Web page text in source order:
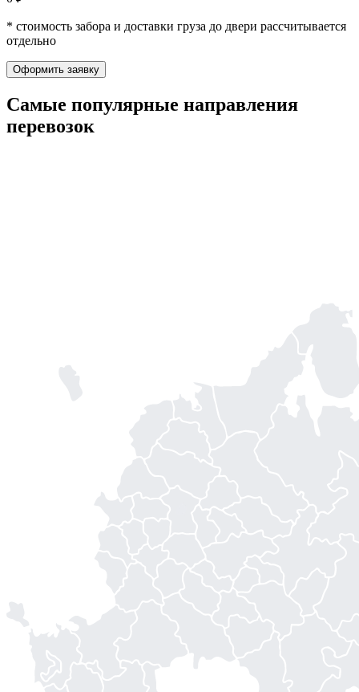
* стоимость забора и доставки груза до двери рассчитывается
отдельно
Оформить заявку
Самые популярные направления
перевозок